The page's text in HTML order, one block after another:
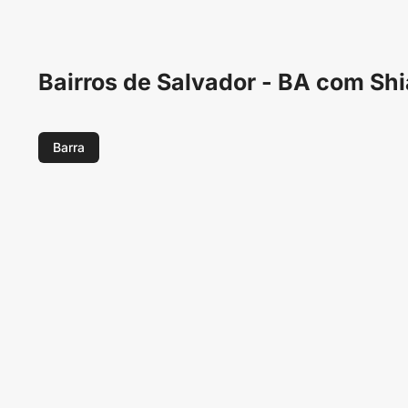
Bairros de Salvador - BA com
Barra